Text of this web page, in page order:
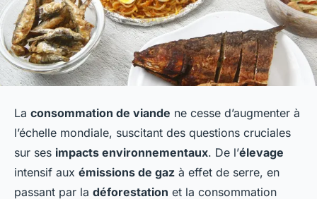
La consommation de viande ne cesse d’augmenter à
l’échelle mondiale, suscitant des questions cruciales
sur ses impacts environnementaux. De l’élevage
intensif aux émissions de gaz à effet de serre, en
passant par la déforestation et la consommation